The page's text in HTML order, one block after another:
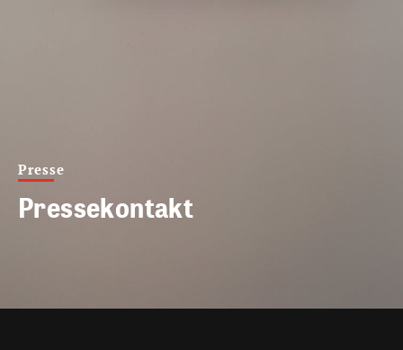
Presse
Pressekontakt